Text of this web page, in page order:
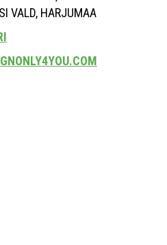
VALD, HARJUMAA